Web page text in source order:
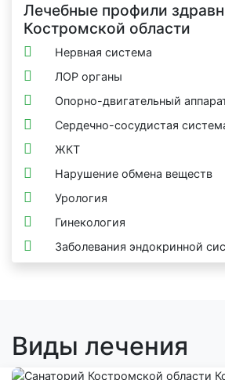
Лечебные профили
Костромской области
Нервная система
ЛОР органы
Опорно-двигательный
Сердечно-сосудистая
ЖКТ
Нарушение обмена веществ
Урология
Гинекология
Заболевания эндокринной
Виды лечения